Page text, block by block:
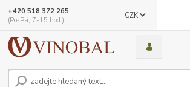
CZK
+420 518 372 265
(Po-Pá, 7-15 hod.)